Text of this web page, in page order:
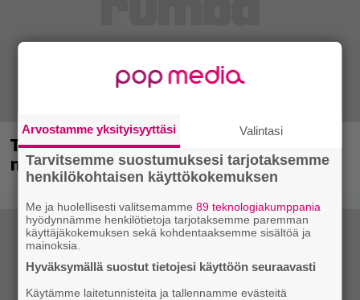
Tampereella sunnuntaina superpäivä –
nämä artistit mukana
Arvostamme yksityisyyttäsi Valintasi
Tarvitsemme suostumuksesi tarjotaksemme
henkilökohtaisen käyttökokemuksen
Me ja huolellisesti valitsemamme89 teknologiakumppania
hyödynnämme henkilötietoja tarjotaksemme paremman
käyttäjäkokemuksen sekä kohdentaaksemme sisältöä ja
mainoksia.
Hyväksymällä suostut tietojesi käyttöön seuraavasti
Käytämme laitetunnisteita ja tallennamme evästeitä